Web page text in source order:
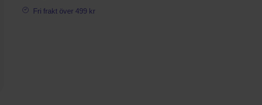
Fri frakt över 499 kr